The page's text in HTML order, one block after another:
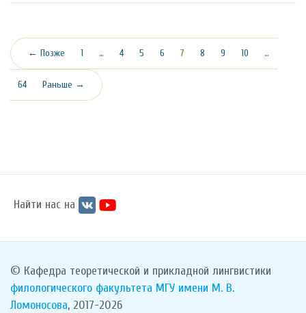
← Позже 1 … 4 5 6 7 (текущая)
8 9 10 …
64 Раньше →
Найти нас на
© Кафедра теоретической и прикладной лингвистики
филологического факультета МГУ имени М. В.
Ломоносова, 2017-2026